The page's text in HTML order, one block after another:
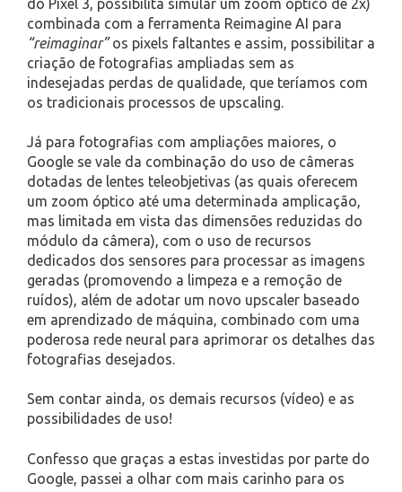
combinada com a ferramenta Reimagine AI para
“reimaginar”os pixels faltantes e assim, possibilitar a
criação de fotografias ampliadas sem as
indesejadas perdas de qualidade, que teríamos com
os tradicionais processos de upscaling.
Já para fotografias com ampliações maiores, o
Google se vale da combinação do uso de câmeras
dotadas de lentes teleobjetivas (as quais oferecem
um zoom óptico até uma determinada amplicação,
mas limitada em vista das dimensões reduzidas do
módulo da câmera), com o uso de recursos
dedicados dos sensores para processar as imagens
geradas (promovendo a limpeza e a remoção de
ruídos), além de adotar um novo upscaler baseado
em aprendizado de máquina, combinado com uma
poderosa rede neural para aprimorar os detalhes das
fotografias desejados.
Sem contar ainda, os demais recursos (vídeo) e as
possibilidades de uso!
Confesso que graças a estas investidas por parte do
Google, passei a olhar com mais carinho para os